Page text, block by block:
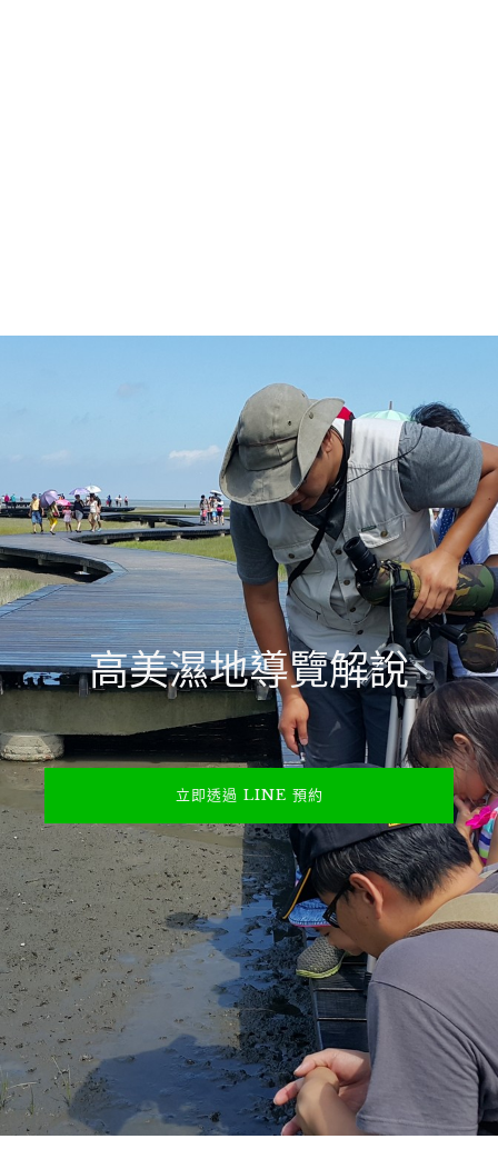
高美濕地導覽解說
立即透過 LINE 預約